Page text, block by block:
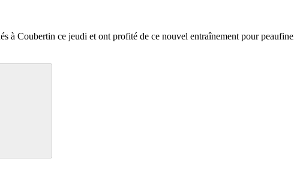
à Coubertin ce jeudi et ont profité de ce nouvel entraînement pour